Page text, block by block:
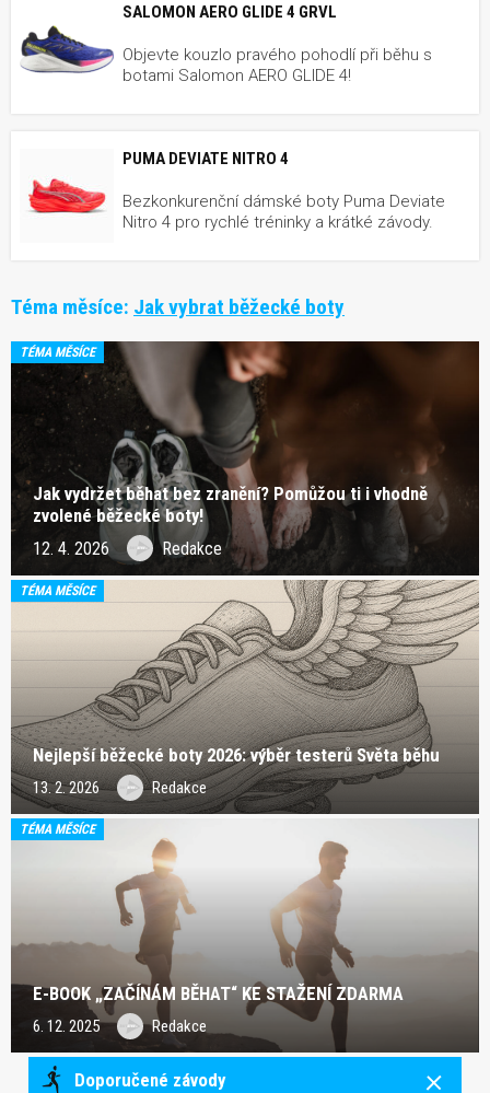
SALOMON AERO GLIDE 4 GRVL
Objevte kouzlo pravého pohodlí při běhu s
botami Salomon AERO GLIDE 4!
PUMA DEVIATE NITRO 4
Bezkonkurenční dámské boty Puma Deviate
Nitro 4 pro rychlé tréninky a krátké závody.
Téma měsíce: Jak vybrat běžecké boty
TÉMA MĚSÍCE
Jak vydržet běhat bez zranění? Pomůžou ti i vhodně
zvolené běžecké boty!
12. 4. 2026 Redakce
TÉMA MĚSÍCE
Nejlepší běžecké boty 2026: výběr testerů Světa běhu
13. 2. 2026 Redakce
TÉMA MĚSÍCE
E-BOOK „ZAČÍNÁM BĚHAT“ KE STAŽENÍ ZDARMA
6. 12. 2025 Redakce
Doporučené závody